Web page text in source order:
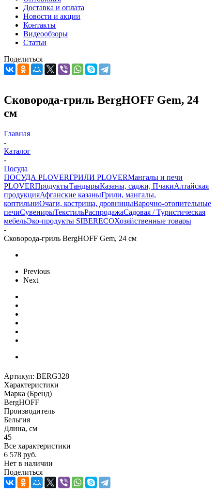
Доставка и оплата
Новости и акции
Контакты
Видеообзоры
Статьи
Поделиться
Сковорода-гриль BergHOFF Gem, 24
см
Главная
-
Каталог
-
Посуда
ПОСУДА PLOVERГРИЛИ PLOVERМангалы и печи
PLOVERПродуктыТандырыКазаны, саджи, ПчакиАлтайская
продукцияАфганские казаныГрили, мангалы,
коптильниОчаги, кострища, дровницыВарочно-отопительные
печиСувенирыТекстильРаспродажаСадовая / Туристическая
мебельЭко-продукты SIBERECOХозяйственные товары
-
Сковорода-гриль BergHOFF Gem, 24 см
Previous
Next
Артикул: BERG328
Характеристики
Марка (Бренд)
BergHOFF
Производитель
Бельгия
Длина, см
45
Все характеристики
6 578 руб.
Нет в наличии
Поделиться